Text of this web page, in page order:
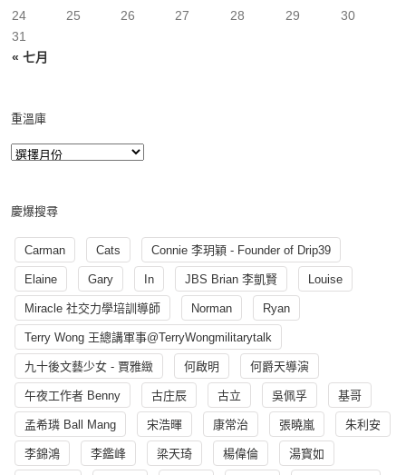
« 七月
24
25 26 27 28 29
30
31
重溫庫
慶爆搜尋
Carman Cats Connie 李玥穎 - Founder of Drip39
Elaine Gary In JBS Brian 李凱賢 Louise
Miracle 社交力學培訓導師 Norman Ryan
Terry Wong 王總講軍事@TerryWongmilitarytalk
九十後文藝少女 - 賈雅緻 何啟明 何爵天導演
午夜工作者 Benny 古庄辰 古立 吳佩孚 基哥
孟希璘 Ball Mang 宋浩暉 康常治 張曉嵐 朱利安
李錦鴻 李鑑峰 梁天琦 楊偉倫 湯寳如